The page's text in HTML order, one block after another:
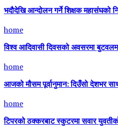
भदौदेखि आन्दोलन गर्ने शिक्षक महासंघको
home
विश्व आदिवासी दिवसको अवसरमा
home
आजको मौसम पूर्वानुमान: दिउँसो देशभर
home
टिपरको ठक्करबाट स्कुटरमा सवार